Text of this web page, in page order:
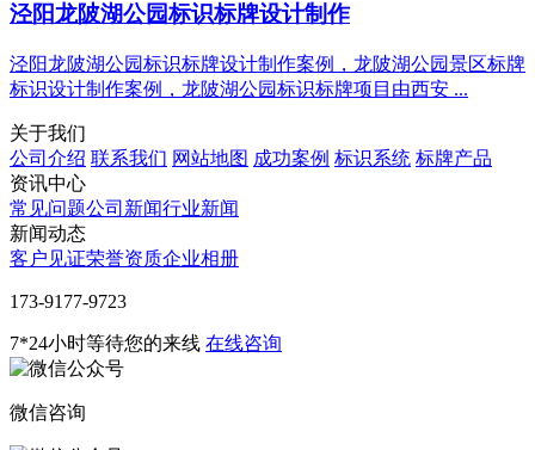
泾阳龙陂湖公园标识标牌设计制作
泾阳龙陂湖公园标识标牌设计制作案例，龙陂湖公园景区标牌
标识设计制作案例，龙陂湖公园标识标牌项目由西安 ...
关于我们
公司介绍 联系我们 网站地图 成功案例 标识系统 标牌产品
资讯中心
常见问题公司新闻行业新闻
新闻动态
客户见证荣誉资质企业相册
‭173-9177-9723
7*24小时等待您的来线 在线咨询
微信咨询